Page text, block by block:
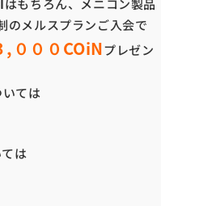
はもちろん、メニコン製品
のメルスプランご入会で
００COiNプレゼン
ては
は